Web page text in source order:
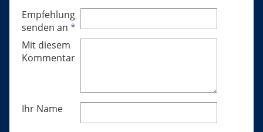
Empfehlung
senden an *
Mit diesem
Kommentar
Ihr Name